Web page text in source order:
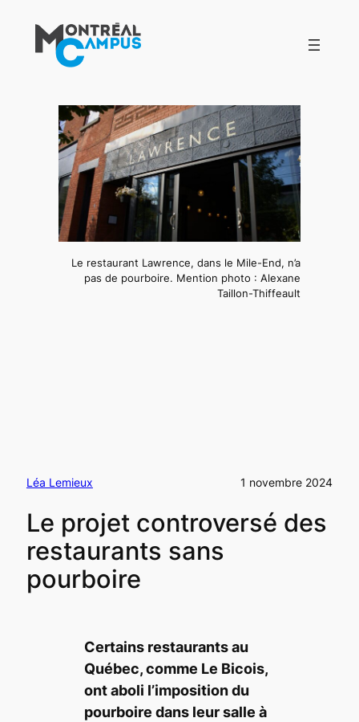
contenu
Le restaurant Lawrence, dans le Mile-End, n’a
pas de pourboire. Mention photo : Alexane
Taillon-Thiffeault
Léa Lemieux 1 novembre 2024
Le projet controversé des
restaurants sans
pourboire
Certains restaurants au
Québec, comme Le Bicois,
ont aboli l’imposition du
pourboire dans leur salle à